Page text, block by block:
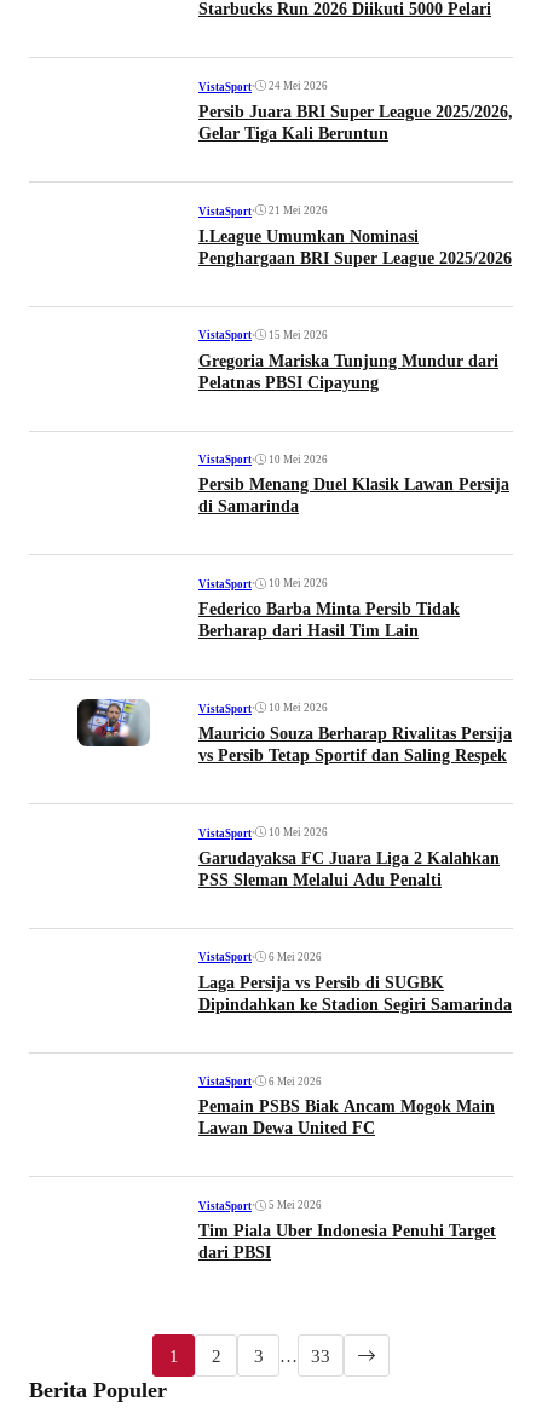
Starbucks Run 2026 Diikuti 5000 Pelari
VistaSport• 24 Mei 2026
Persib Juara BRI Super League 2025/2026,
Gelar Tiga Kali Beruntun
VistaSport• 21 Mei 2026
I.League Umumkan Nominasi
Penghargaan BRI Super League 2025/2026
VistaSport• 15 Mei 2026
Gregoria Mariska Tunjung Mundur dari
Pelatnas PBSI Cipayung
VistaSport• 10 Mei 2026
Persib Menang Duel Klasik Lawan Persija
di Samarinda
VistaSport• 10 Mei 2026
Federico Barba Minta Persib Tidak
Berharap dari Hasil Tim Lain
VistaSport• 10 Mei 2026
Mauricio Souza Berharap Rivalitas Persija
vs Persib Tetap Sportif dan Saling Respek
VistaSport• 10 Mei 2026
Garudayaksa FC Juara Liga 2 Kalahkan
PSS Sleman Melalui Adu Penalti
VistaSport• 6 Mei 2026
Laga Persija vs Persib di SUGBK
Dipindahkan ke Stadion Segiri Samarinda
VistaSport• 6 Mei 2026
Pemain PSBS Biak Ancam Mogok Main
Lawan Dewa United FC
VistaSport• 5 Mei 2026
Tim Piala Uber Indonesia Penuhi Target
dari PBSI
1 2 3 … 33
Berita Populer